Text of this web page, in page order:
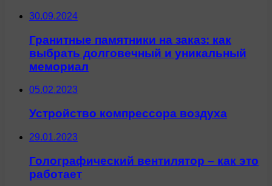
30.09.2024
Гранитные памятники на заказ: как
выбрать долговечный и уникальный
мемориал
05.02.2023
Устройство компрессора воздуха
29.01.2023
Голографический вентилятор – как это
работает